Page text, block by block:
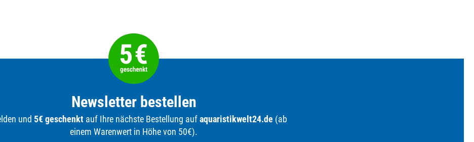
Newsletter bestellen
und 5€ geschenkt auf Ihre nächste Bestellung aufaquaristikwelt24.de (ab
einem Warenwert in Höhe von 50€).